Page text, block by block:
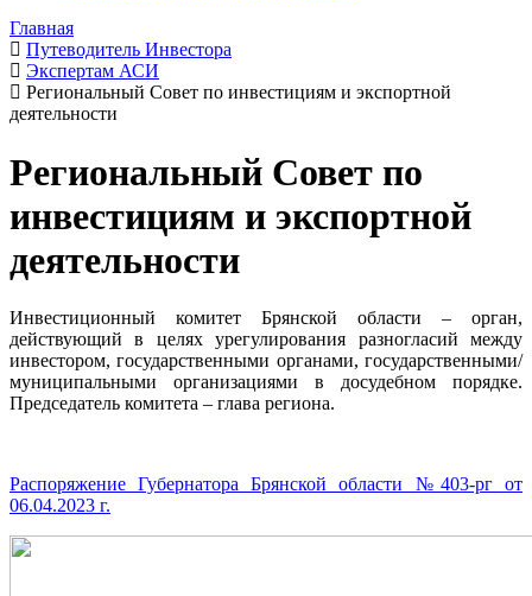
Главная
Путеводитель Инвестора
Экспертам АСИ
Региональный Совет по инвестициям и экспортной
деятельности
Региональный Совет по
инвестициям и экспортной
деятельности
Инвестиционный комитет Брянской области – орган,
действующий в целях урегулирования разногласий между
инвестором, государственными органами, государственными/
муниципальными организациями в досудебном порядке.
Председатель комитета – глава региона.
Распоряжение Губернатора Брянской области №403-рг от
06.04.2023 г.